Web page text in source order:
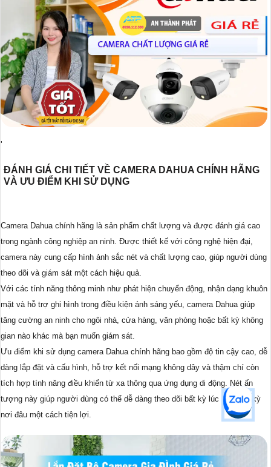
'
ĐÁNH GIÁ CHI TIẾT VỀ CAMERA DAHUA CHÍNH HÃNG
VÀ ƯU ĐIỂM KHI SỬ DỤNG
Camera Dahua chính hãng là sản phẩm chất lượng và được đánh giá cao
trong ngành công nghiệp an ninh. Được thiết kế với công nghệ hiện đại,
camera này cung cấp hình ảnh sắc nét và chất lượng cao, giúp người dùng
theo dõi và giám sát một cách hiệu quả.
Với các tính năng thông minh như phát hiện chuyển động, nhận dạng khuôn
mặt và hỗ trợ ghi hình trong điều kiện ánh sáng yếu, camera Dahua giúp
tăng cường an ninh cho ngôi nhà, cửa hàng, văn phòng hoặc bất kỳ không
gian nào khác mà bạn muốn giám sát.
Ưu điểm khi sử dụng camera Dahua chính hãng bao gồm độ tin cậy cao, dễ
dàng lắp đặt và cấu hình, hỗ trợ kết nối mạng không dây và thậm chí còn
tích hợp tính năng điều khiển từ xa thông qua ứng dụng di động. Nét ấn
tượng này giúp người dùng có thể dễ dàng theo dõi bất kỳ lúc nào, bất kỳ
nơi đâu một cách tiện lợi.